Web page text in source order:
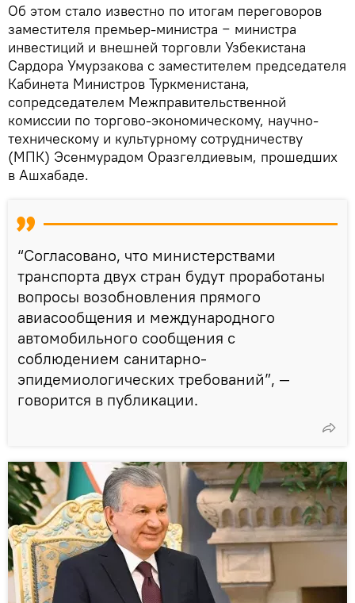
Об этом стало известно по итогам переговоров
заместителя премьер-министра − министра
инвестиций и внешней торговли Узбекистана
Сардора Умурзакова с заместителем председателя
Кабинета Министров Туркменистана,
сопредседателем Межправительственной
комиссии по торгово-экономическому, научно-
техническому и культурному сотрудничеству
(МПК) Эсенмурадом Оразгелдиевым, прошедших
в Ашхабаде.
“Согласовано, что министерствами
транспорта двух стран будут проработаны
вопросы возобновления прямого
авиасообщения и международного
автомобильного сообщения с
соблюдением санитарно-
эпидемиологических требований”, —
говорится в публикации.